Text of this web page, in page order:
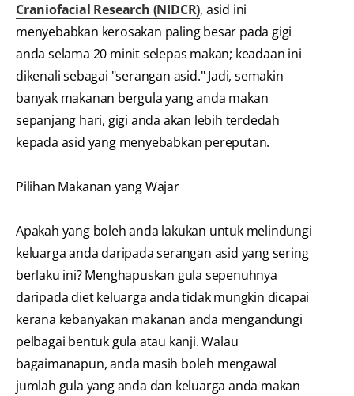
Craniofacial Research (NIDCR), asid ini
menyebabkan kerosakan paling besar pada gigi
anda selama 20 minit selepas makan; keadaan ini
dikenali sebagai "serangan asid." Jadi, semakin
banyak makanan bergula yang anda makan
sepanjang hari, gigi anda akan lebih terdedah
kepada asid yang menyebabkan pereputan.
Pilihan Makanan yang Wajar
Apakah yang boleh anda lakukan untuk melindungi
keluarga anda daripada serangan asid yang sering
berlaku ini? Menghapuskan gula sepenuhnya
daripada diet keluarga anda tidak mungkin dicapai
kerana kebanyakan makanan anda mengandungi
pelbagai bentuk gula atau kanji. Walau
bagaimanapun, anda masih boleh mengawal
jumlah gula yang anda dan keluarga anda makan